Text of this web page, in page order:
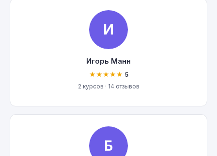
И
Игорь Манн
★★★★★ 5
2 курсов · 14 отзывов
Б